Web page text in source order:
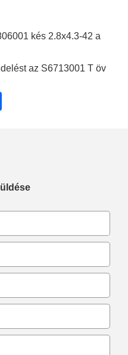
kés 2.8x4.3-42 a
az S6713001 T öv